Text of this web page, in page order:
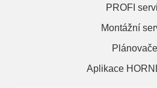
PROFI
Montážní
Plánovače
Aplikace